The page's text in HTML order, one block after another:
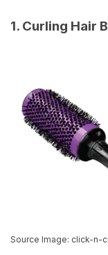
1. Curling Hair
Source Image: click-n-